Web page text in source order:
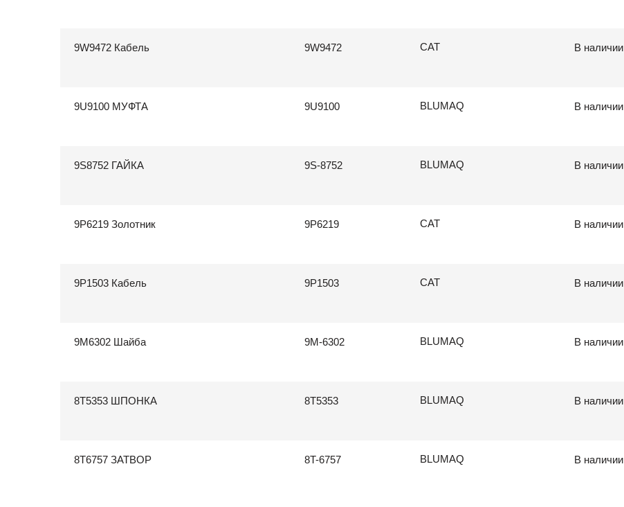
9W9472 Кабель 9W9472 CAT В наличии
9U9100 МУФТА 9U9100 BLUMAQ В наличии
9S8752 ГАЙКА 9S-8752 BLUMAQ В наличии
9P6219 Золотник 9P6219 CAT В наличии
9P1503 Кабель 9P1503 CAT В наличии
9M6302 Шайба 9M-6302 BLUMAQ В наличии
8T5353 ШПОНКА 8T5353 BLUMAQ В наличии
8T6757 ЗАТВОР 8T-6757 BLUMAQ В наличии